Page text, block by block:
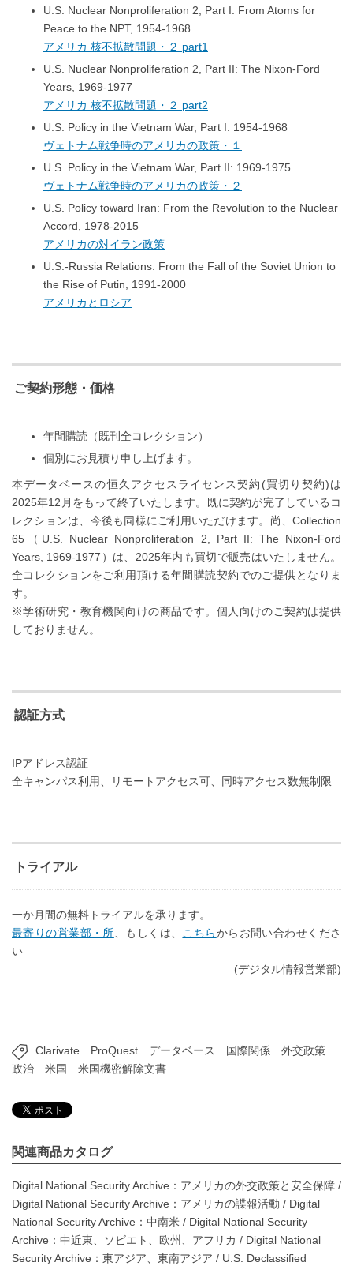
U.S. Nuclear Nonproliferation 2, Part I: From Atoms for
Peace to the NPT, 1954-1968
アメリカ 核不拡散問題・２ part1
U.S. Nuclear Nonproliferation 2, Part II: The Nixon-Ford
Years, 1969-1977
アメリカ 核不拡散問題・２ part2
U.S. Policy in the Vietnam War, Part I: 1954-1968
ヴェトナム戦争時のアメリカの政策・１
U.S. Policy in the Vietnam War, Part II: 1969-1975
ヴェトナム戦争時のアメリカの政策・２
U.S. Policy toward Iran: From the Revolution to the Nuclear
Accord, 1978-2015
アメリカの対イラン政策
U.S.-Russia Relations: From the Fall of the Soviet Union to
the Rise of Putin, 1991-2000
アメリカとロシア
ご契約形態・価格
年間購読（既刊全コレクション）
個別にお見積り申し上げます。
本データベースの恒久アクセスライセンス契約(買切り契約)は
2025年12月をもって終了いたします。既に契約が完了しているコ
レクションは、今後も同様にご利用いただけます。尚、Collection
65（U.S. Nuclear Nonproliferation 2, Part II: The Nixon-Ford
Years, 1969-1977）は、2025年内も買切で販売はいたしません。
全コレクションをご利用頂ける年間購読契約でのご提供となりま
す。
※学術研究・教育機関向けの商品です。個人向けのご契約は提供
しておりません。
認証方式
IPアドレス認証
全キャンパス利用、リモートアクセス可、同時アクセス数無制限
トライアル
一か月間の無料トライアルを承ります。
最寄りの営業部・所 、もしくは、 こちらからお問い合わせくださ
い
(デジタル情報営業部)
Clarivate ProQuest データベース 国際関係
外交政策
政治
米国 米国機密解除文書
関連商品カタログ
Digital National Security Archive：アメリカの外交政策と安全保障 /
Digital National Security Archive：アメリカの諜報活動 / Digital
National Security Archive：中南米 / Digital National Security
Archive：中近東、ソビエト、欧州、アフリカ / Digital National
Security Archive：東アジア、東南アジア / U.S. Declassified